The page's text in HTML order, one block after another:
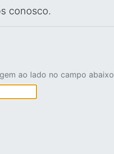
conosco.
ao lado no campo abaixo